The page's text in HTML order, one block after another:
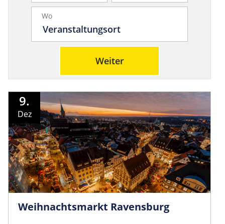
Wo
Weiter
9.
Dez
Weihnachtsmarkt Ravensburg